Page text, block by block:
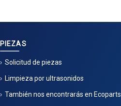
PIEZAS
Solicitud de piezas
Limpieza por ultrasonidos
También nos encontrarás en Ecoparts